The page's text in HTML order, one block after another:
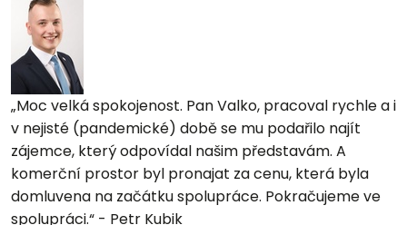
Moc velká spokojenost. Pan Valko, pracoval rychle a i
v nejisté (pandemické) době se mu podařilo najít
zájemce, který odpovídal našim představám. A
komerční prostor byl pronajat za cenu, která byla
domluvena na začátku spolupráce. Pokračujeme ve
spolupráci. - Petr Kubik